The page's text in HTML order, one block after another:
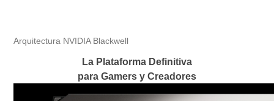
Arquitectura NVIDIA Blackwell
La Plataforma Definitiva
para Gamers y Creadores